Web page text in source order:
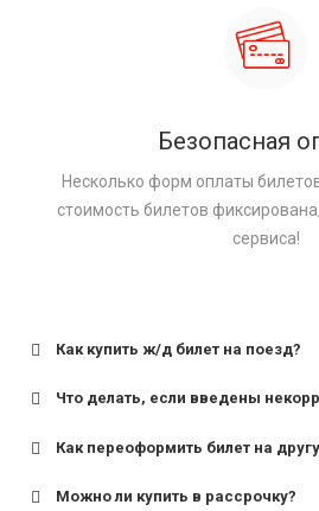
Безопасная
Несколько форм оплаты
стоимость билетов
сервиса!
Как купить ж/д билет на поезд?
Что делать, если введены
Как переоформить билет на
Можно ли купить в рассрочку?